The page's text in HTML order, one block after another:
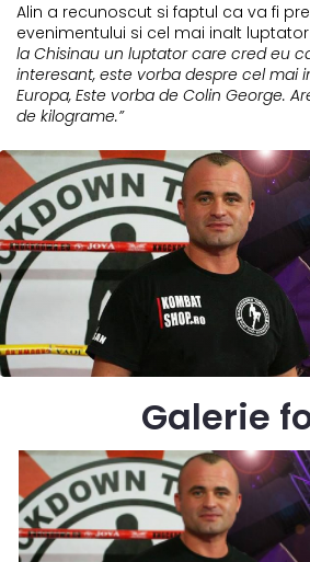
Alin a recunoscut si faptul ca va fi
evenimentului si cel mai inalt
la Chisinau un luptator care cred eu
interesant, este vorba despre cel mai
Europa, Este vorba de Colin George.
de kilograme.”
Galerie